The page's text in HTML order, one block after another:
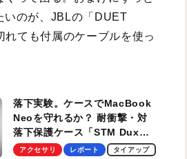
いのが、JBLの「DUET
ても付属のケーブルを使っ
落下実験。ケースでMacBook
Neoを守れるか？ 耐衝撃・対
落下保護ケース「STM Dux
Ultra」を検証。学生、ビジネ
アクセサリ レポート タイアップ